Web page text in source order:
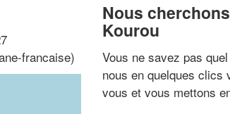
francaise)
Nous
Kourou
Vous ne savez pas
nous en quelques clics
vous et vous mettons